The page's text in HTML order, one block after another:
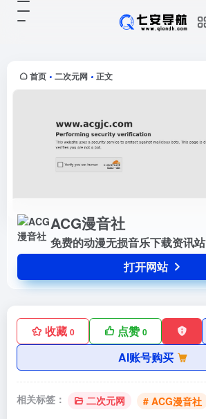
首页 • 二次元网 • 正文
ACG漫音社
免费的动漫无损音乐下载资讯站
打开网站
收藏 0 点赞0
AI账号购买
相关标签： 二次元网 # ACG漫音社